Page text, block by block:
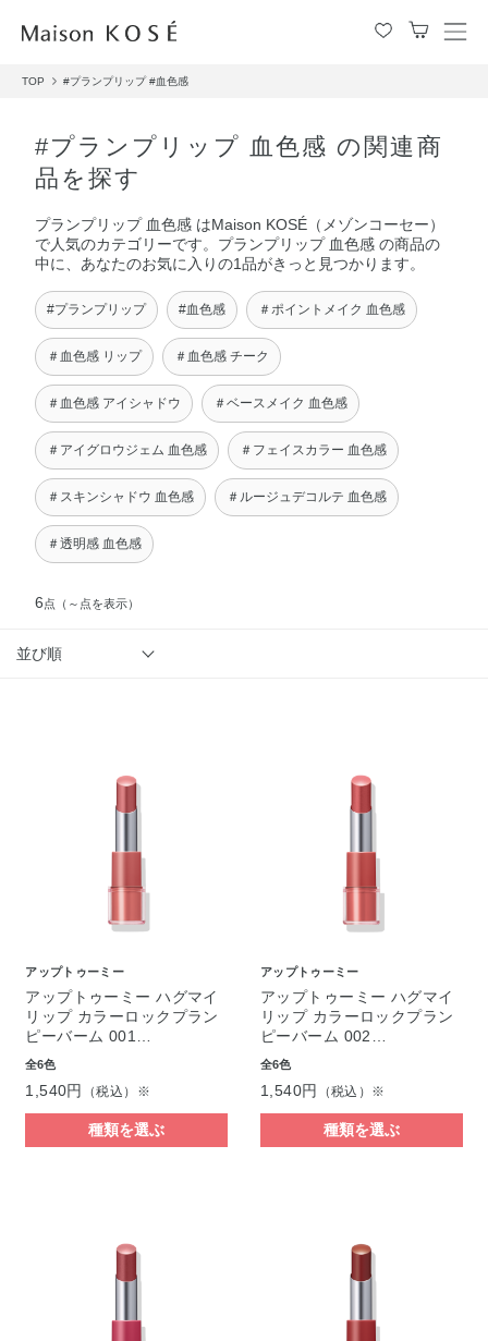
メ
TOP #プランプリップ #血色感
#プランプリップ 血色感 の関連商
品を探す
プランプリップ 血色感 はMaison KOSÉ（メゾンコーセー）
で人気のカテゴリーです。プランプリップ 血色感 の商品の
中に、あなたのお気に入りの1品がきっと見つかります。
#プランプリップ #血色感 ＃ポイントメイク 血色感
＃血色感 リップ ＃血色感 チーク
＃血色感 アイシャドウ ＃ベースメイク 血色感
＃アイグロウジェム 血色感 ＃フェイスカラー 血色感
＃スキンシャドウ 血色感 ＃ルージュデコルテ 血色感
＃透明感 血色感
6点 （～点を表示）
並び順
アップトゥーミー
アップトゥーミー ハグマイ
リップ カラーロックプラン
ピーバーム 001…
全6色
1,540円 （税込）※
種類を選ぶ
アップトゥーミー
アップトゥーミー ハグマイ
リップ カラーロックプラン
ピーバーム 002…
全6色
1,540円 （税込）※
種類を選ぶ